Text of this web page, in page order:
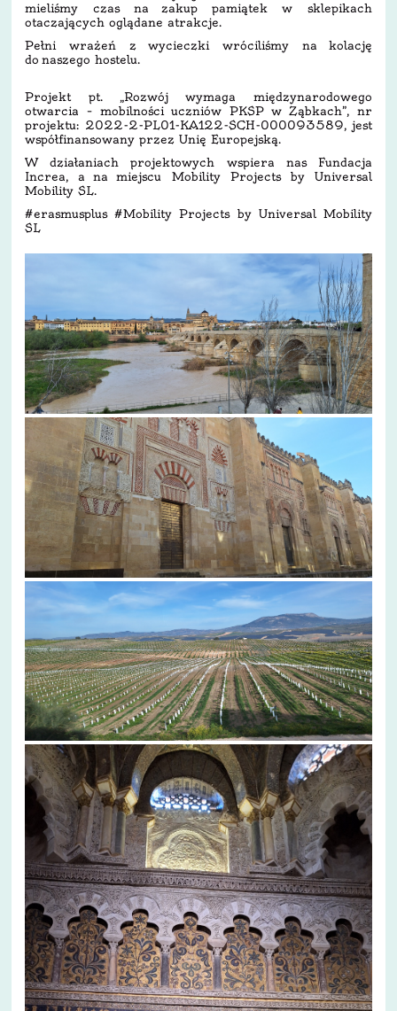
mieliśmy czas na zakup pamiątek w sklepikach
otaczających oglądane atrakcje.
Pełni wrażeń z wycieczki wróciliśmy na kolację
do naszego hostelu.
Projekt pt. „Rozwój wymaga międzynarodowego
otwarcia – mobilności uczniów PKSP w Ząbkach”, nr
projektu: 2022-2-PL01-KA122-SCH-000093589, jest
współfinansowany przez Unię Europejską.
W działaniach projektowych wspiera nas Fundacja
Increa, a na miejscu Mobility Projects by Universal
Mobility SL.
#erasmusplus #Mobility Projects by Universal Mobility
SL